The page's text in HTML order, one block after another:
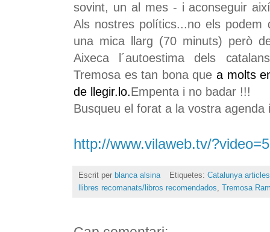
sovint, un al mes - i aconseguir
Als nostres polítics...no els podem
una mica llarg (70 minuts) però
Aixeca l´autoestima dels
Tremosa es tan bona que a molts
de llegir.lo.Empenta i no badar !!!
Busqueu el forat a la vostra
http://www.vilaweb.tv/
Escrit per blanca alsina Etiquetes: Catalunya
llibres recomanats/libros recomendados, Tremosa